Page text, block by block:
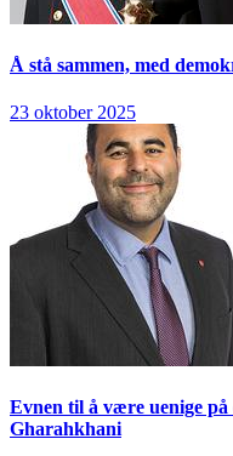
Å stå sammen, med
23 oktober 2025
Evnen til å være uenige
Gharahkhani